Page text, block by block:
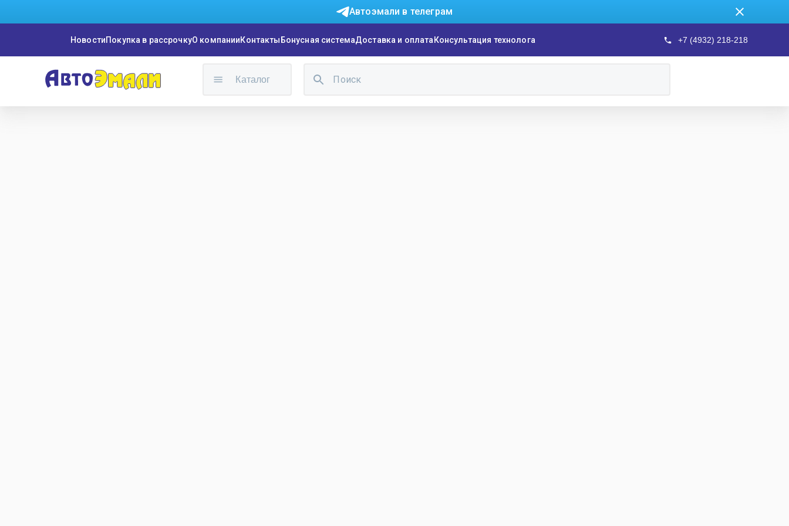
Автоэмали в телеграм
НовостиПокупка в рассрочкуО компанииКонтакты Бонусная системаДоставка и оплата Консультация технолога +7 (4932) 218-218
Каталог